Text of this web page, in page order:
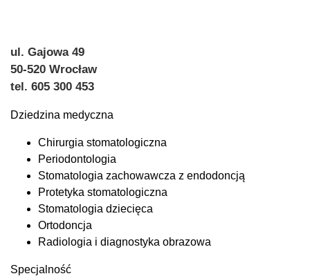
ul. Gajowa 49
50-520 Wrocław
tel. 605 300 453
Dziedzina medyczna
Chirurgia stomatologiczna
Periodontologia
Stomatologia zachowawcza z endodoncją
Protetyka stomatologiczna
Stomatologia dziecięca
Ortodoncja
Radiologia i diagnostyka obrazowa
Specjalność